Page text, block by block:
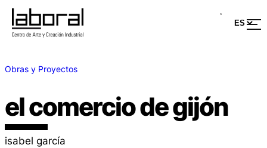
Obras y Proyectos
el comercio de gijón
isabel garcía